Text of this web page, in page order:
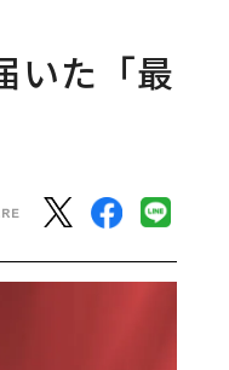
いた「最